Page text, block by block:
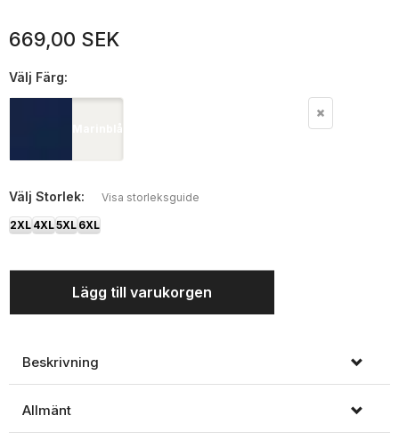
669,00 SEK
Välj Färg:
Marinblå
Välj Storlek: Visa storleksguide
2XL 4XL5XL 6XL
Lägg till varukorgen
Beskrivning
Allmänt